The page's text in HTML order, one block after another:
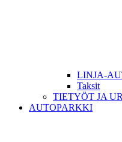
LINJA-
Taksit
TIETYÖT JA
AUTOPARKKI